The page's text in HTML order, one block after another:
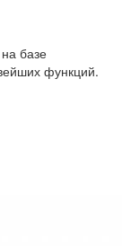
базе
функций.